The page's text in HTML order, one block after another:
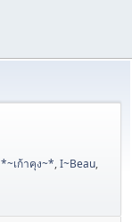
*~เก้าคุง~*,I~Beau,